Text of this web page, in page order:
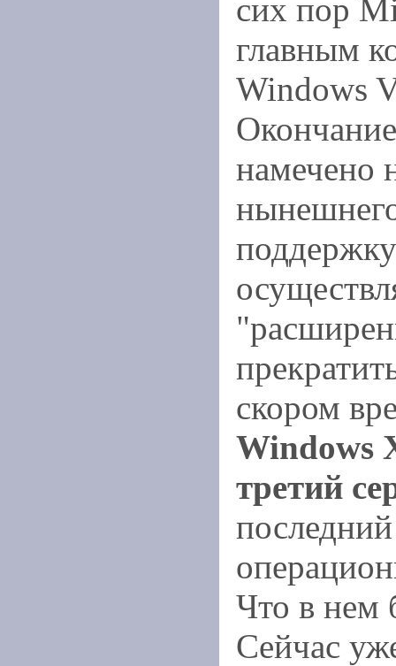
сих пор
главным
Windows
намечено
скором
Windows
третий
Что в нем
Сейчас